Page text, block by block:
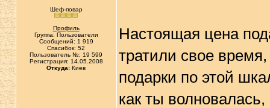
Шеф-повар
Профиль
Группа: Пользователи
Сообщений: 1 919
Спасибок: 52
Пользователь №: 19 599
Регистрация: 14.05.2008
Откуда: Киев
Настоящая цена
тратили свое
подарки по этой
как ты